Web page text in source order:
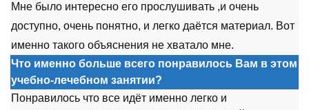
Мне было интересно его прослушивать ,и очень
доступно, очень понятно, и легко даётся материал. Вот
именно такого объяснения не хватало мне.
Что именно больше всего понравилось Вам в этом
учебно-лечебном занятии?
Понравилось что все идёт именно легко и